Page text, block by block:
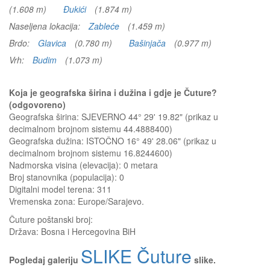
(1.608 m)
Đukići
(1.874 m)
Naseljena lokacija:
Zableće
(1.459 m)
Brdo:
Glavica (0.780 m) Bašinjača
(0.977 m)
Vrh:
Budim (1.073 m)
Koja je geografska širina i dužina i gdje je Čuture?
(odgovoreno)
Geografska širina: SJEVERNO 44° 29' 19.82" (prikaz u
decimalnom brojnom sistemu 44.4888400)
Geografska dužina: ISTOČNO 16° 49' 28.06" (prikaz u
decimalnom brojnom sistemu 16.8244600)
Nadmorska visina (elevacija): 0 metara
Broj stanovnika (populacija): 0
Digitalni model terena: 311
Vremenska zona: Europe/Sarajevo.
Čuture poštanski broj:
Država: Bosna i Hercegovina BiH
Pogledaj galeriju SLIKE Čuture slike.